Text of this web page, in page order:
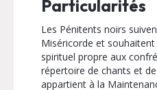
Particularités
Les Pénitents noirs
Miséricorde et
spirituel propre aux
répertoire de chants et
appartient à la